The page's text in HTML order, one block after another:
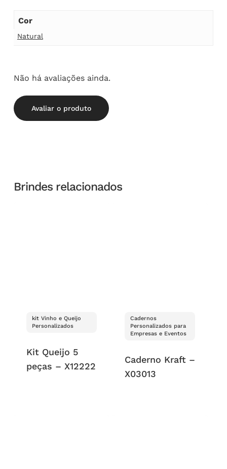
Cor
Natural
Não há avaliações ainda.
Avaliar o produto
Brindes relacionados
kit Vinho e Queijo
Personalizados
Kit Queijo 5
peças – X12222
Cadernos
Personalizados para
Empresas e Eventos
Caderno Kraft –
X03013